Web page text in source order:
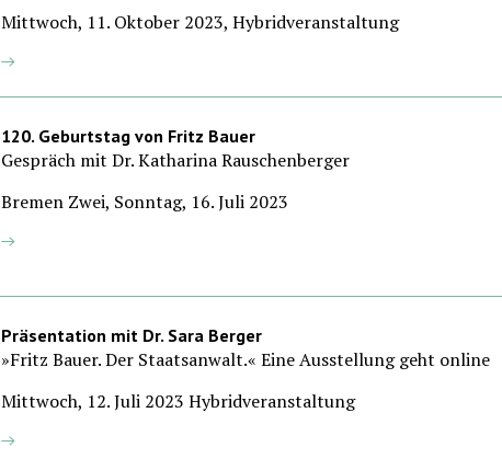
Mittwoch, 11. Oktober 2023, Hybridveranstaltung
120. Geburtstag von Fritz Bauer
Gespräch mit Dr. Katharina Rauschenberger
Bremen Zwei, Sonntag, 16. Juli 2023
Präsentation mit Dr. Sara Berger
»Fritz Bauer. Der Staatsanwalt.« Eine Ausstellung geht online
Mittwoch, 12. Juli 2023 Hybridveranstaltung